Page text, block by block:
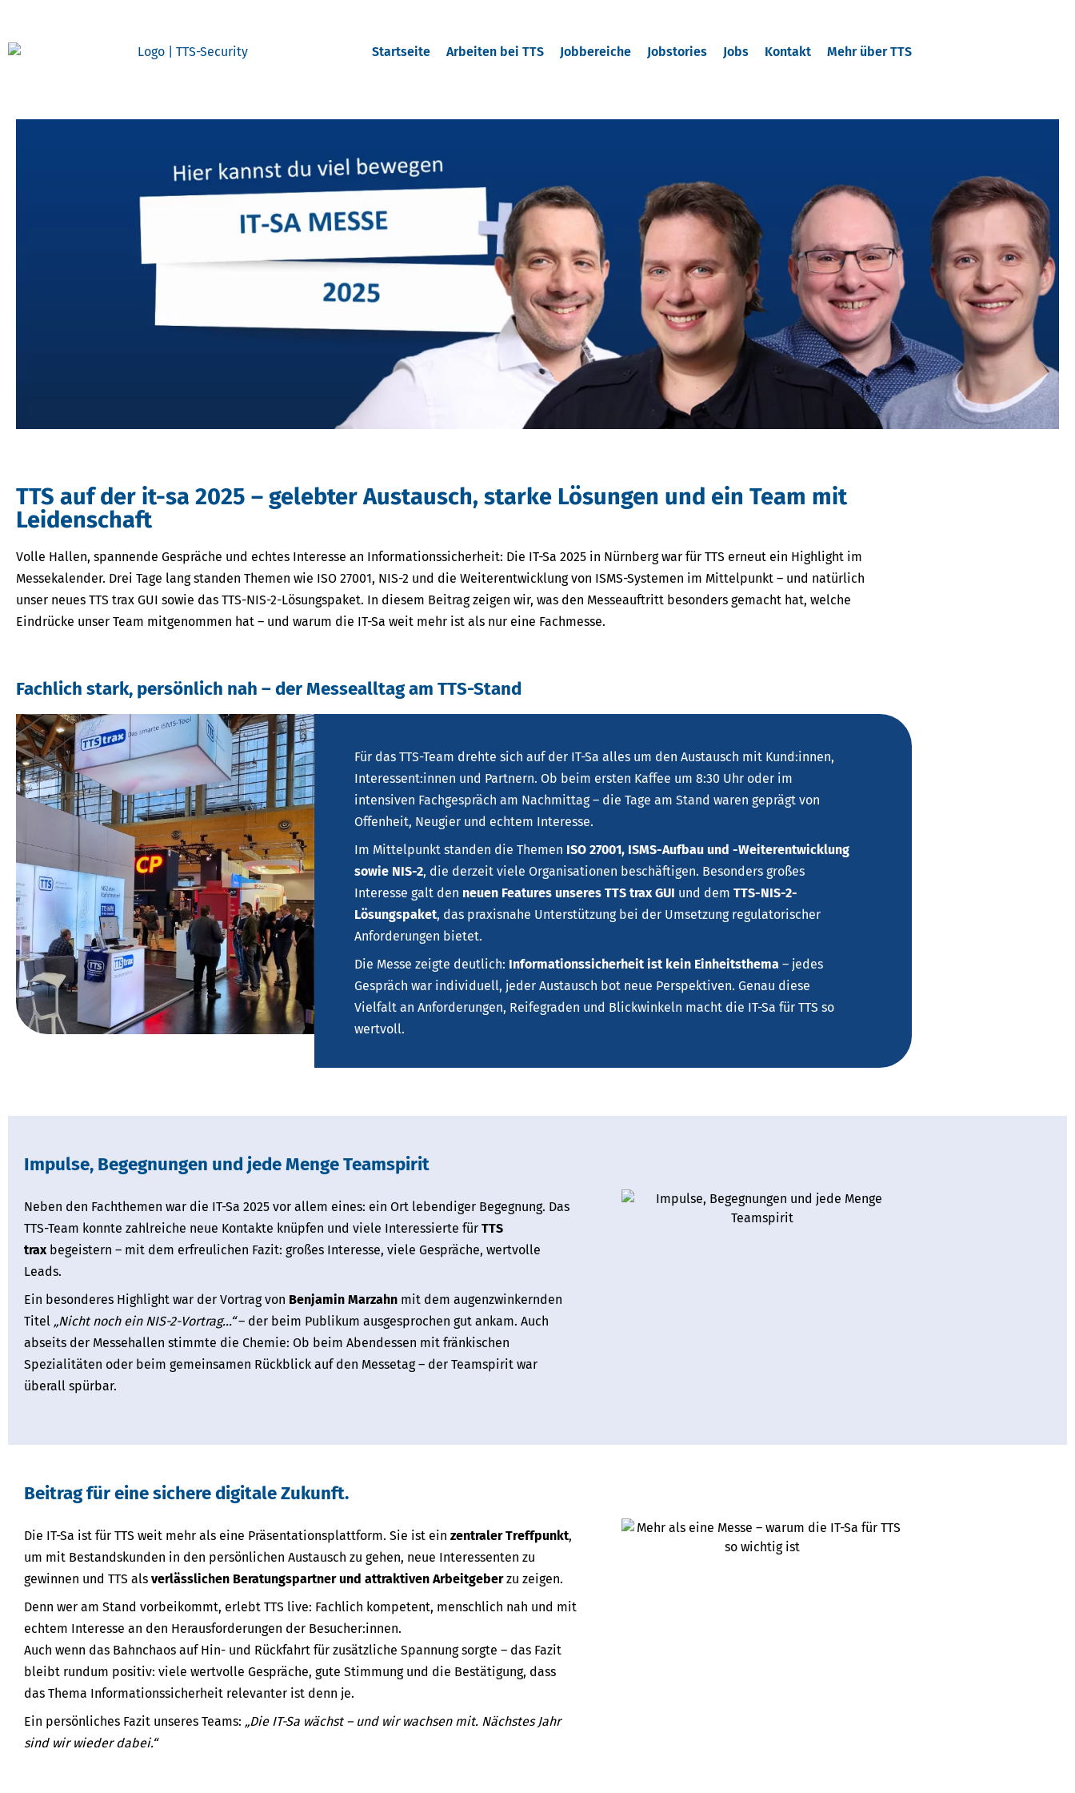
Startseite Arbeiten bei TTS Jobbereiche Jobstories Jobs Kontakt Mehr über TTS
TTS auf der it-sa 2025 – gelebter Austausch, starke Lösungen und ein Team mit
Leidenschaft
Volle Hallen, spannende Gespräche und echtes Interesse an Informationssicherheit: Die IT-Sa 2025 in Nürnberg war für TTS erneut ein Highlight im
Messekalender. Drei Tage lang standen Themen wie ISO 27001, NIS-2 und die Weiterentwicklung von ISMS-Systemen im Mittelpunkt – und natürlich
unser neues TTS trax GUI sowie das TTS-NIS-2-Lösungspaket. In diesem Beitrag zeigen wir, was den Messeauftritt besonders gemacht hat, welche
Eindrücke unser Team mitgenommen hat – und warum die IT-Sa weit mehr ist als nur eine Fachmesse.
Fachlich stark, persönlich nah – der Messealltag am TTS-Stand
Für das TTS-Team drehte sich auf der IT-Sa alles um den Austausch mit Kund:innen,
Interessent:innen und Partnern. Ob beim ersten Kaffee um 8:30 Uhr oder im
intensiven Fachgespräch am Nachmittag – die Tage am Stand waren geprägt von
Offenheit, Neugier und echtem Interesse.
Im Mittelpunkt standen die Themen ISO 27001, ISMS-Aufbau und -Weiterentwicklung
sowie NIS-2, die derzeit viele Organisationen beschäftigen. Besonders großes
Interesse galt den neuen Features unseres TTS trax GUI und demTTS-NIS-2-
Lösungspaket, das praxisnahe Unterstützung bei der Umsetzung regulatorischer
Anforderungen bietet.
Die Messe zeigte deutlich: Informationssicherheit ist kein Einheitsthema – jedes
Gespräch war individuell, jeder Austausch bot neue Perspektiven. Genau diese
Vielfalt an Anforderungen, Reifegraden und Blickwinkeln macht die IT-Sa für TTS so
wertvoll.
Impulse, Begegnungen und jede Menge Teamspirit
Neben den Fachthemen war die IT-Sa 2025 vor allem eines: ein Ort lebendiger Begegnung. Das
TTS-Team konnte zahlreiche neue Kontakte knüpfen und viele Interessierte für TTS
traxbegeistern – mit dem erfreulichen Fazit: großes Interesse, viele Gespräche, wertvolle
Leads.
Ein besonderes Highlight war der Vortrag von Benjamin Marzahn mit dem augenzwinkernden
Titel „Nicht noch ein NIS-2-Vortrag…“– der beim Publikum ausgesprochen gut ankam. Auch
abseits der Messehallen stimmte die Chemie: Ob beim Abendessen mit fränkischen
Spezialitäten oder beim gemeinsamen Rückblick auf den Messetag – der Teamspirit war
überall spürbar.
Beitrag für eine sichere digitale Zukunft.
Die IT-Sa ist für TTS weit mehr als eine Präsentationsplattform. Sie ist ein zentraler Treffpunkt,
um mit Bestandskunden in den persönlichen Austausch zu gehen, neue Interessenten zu
gewinnen und TTS als verlässlichen Beratungspartner und attraktiven Arbeitgeberzu zeigen.
Denn wer am Stand vorbeikommt, erlebt TTS live: Fachlich kompetent, menschlich nah und mit
echtem Interesse an den Herausforderungen der Besucher:innen.
Auch wenn das Bahnchaos auf Hin- und Rückfahrt für zusätzliche Spannung sorgte – das Fazit
bleibt rundum positiv: viele wertvolle Gespräche, gute Stimmung und die Bestätigung, dass
das Thema Informationssicherheit relevanter ist denn je.
Ein persönliches Fazit unseres Teams: „Die IT-Sa wächst – und wir wachsen mit. Nächstes Jahr
sind wir wieder dabei.“